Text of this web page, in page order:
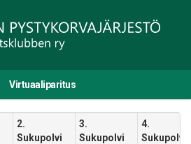
Virtuaaliparitus
2.
Sukupolvi
3.
Sukupolvi
4.
Sukupolvi